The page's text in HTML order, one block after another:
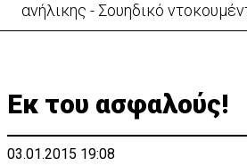
-Κίνηση με μήνυμα προς Μόσχα;
Εκ του ασφαλούς!
03.01.2015 19:08